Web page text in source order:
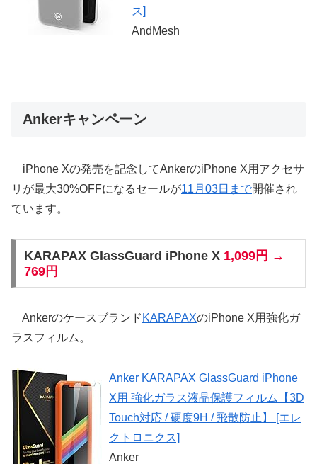
ス]
AndMesh
Ankerキャンペーン
iPhone Xの発売を記念してAnkerのiPhone X用アクセサ
リが最大30%OFFになるセールが11月03日まで開催され
ています。
KARAPAX GlassGuard iPhone X 1,099円 →
769円
Ankerのケースブランド KARAPAXのiPhone X用強化ガ
ラスフィルム。
Anker KARAPAX GlassGuard iPhone
X用 強化ガラス液晶保護フィルム【3D
Touch対応 / 硬度9H / 飛散防止】 [エレ
クトロニクス]
Anker